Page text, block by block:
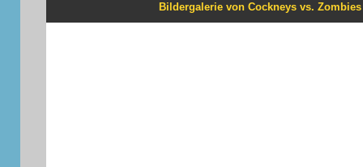
Bildergalerie von Cockneys vs.